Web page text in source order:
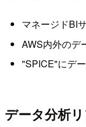
マネージドBI
AWS内外のデ
"SPICE"にデ
データ分析